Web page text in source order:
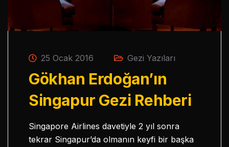
25 Ocak 2016 Gezi Yazıları
Gökhan Erdoğan’ın
Singapur Gezi Rehberi
Singapore Airlines davetiyle 2 yıl sonra
tekrar Singapur’da olmanın keyfi bir başka